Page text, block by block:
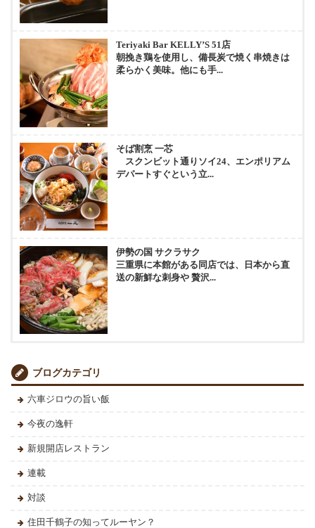
Teriyaki Bar KELLY’S 51店
朝挽き鶏を使用し、備長炭で焼く串焼きは
柔らかく美味。他にも手...
そば割烹 一芯
スクンビット通りソイ24、エンポリアム
デパートすぐという立...
伊勢の国 サクラサク
三重県に本館がある同店では、日本から直
送の新鮮な刺身や 贅沢...
ブログカテゴリ
六車ジロウの旨い飯
今夜の逸軒
新規開店レストラン
連載
対談
住田千鶴子の知ってルーヤン？